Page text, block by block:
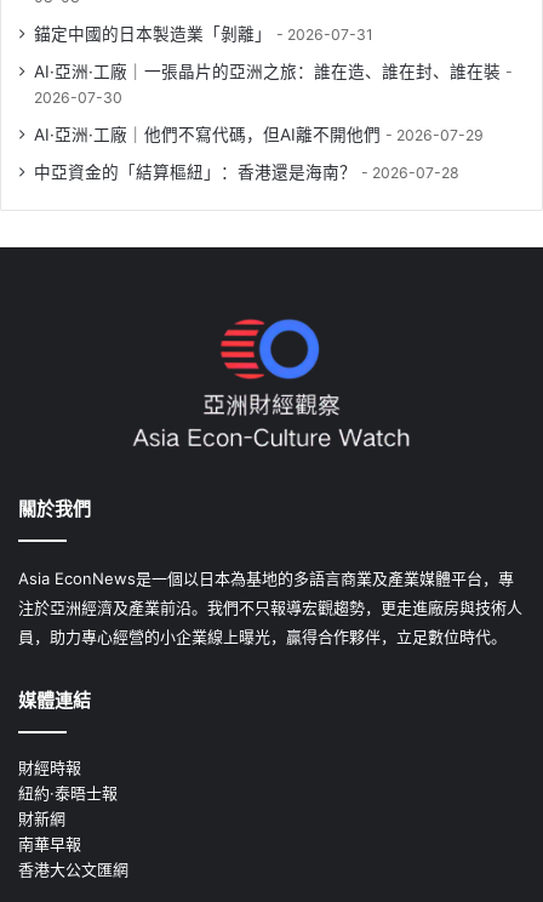
錨定中國的日本製造業「剝離」 2026-07-31
AI·亞洲·工廠｜一張晶片的亞洲之旅：誰在造、誰在封、誰在裝
2026-07-30
AI·亞洲·工廠｜他們不寫代碼，但AI離不開他們 2026-07-29
中亞資金的「結算樞紐」：香港還是海南？ 2026-07-28
關於我們
Asia EconNews是一個以日本為基地的多語言商業及產業媒體平台，專
注於亞洲經濟及產業前沿。我們不只報導宏觀趨勢，更走進廠房與技術人
員，助力專心經營的小企業線上曝光，贏得合作夥伴，立足數位時代。
媒體連結
財經時報
紐約·泰晤士報
財新網
南華早報
香港大公文匯網